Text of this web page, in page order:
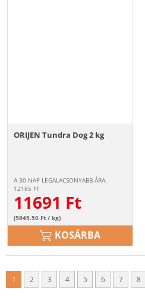
ORIJEN Tundra Dog 2 kg
A 30 NAP LEGALACSONYABB ÁRA:
12185 FT
11691 Ft
(5845.50 Ft / kg)
KOSÁRBA
1 2 3 4 5 6 7 8